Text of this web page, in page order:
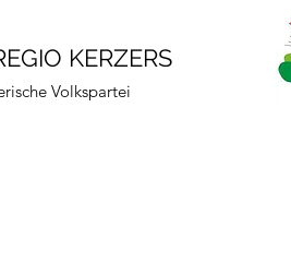
KERZERS
Volkspartei